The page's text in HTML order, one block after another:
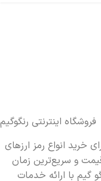
فروشگاه اینترنتی رنگوگیم
خرید انواع رمز ارزهای
و سریع‌ترین زمان
گیم با ارائه خدمات